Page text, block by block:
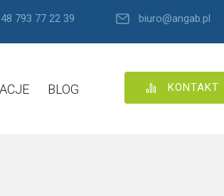
793 77 22 39 biuro@angab.pl
BLOG KONTAKT